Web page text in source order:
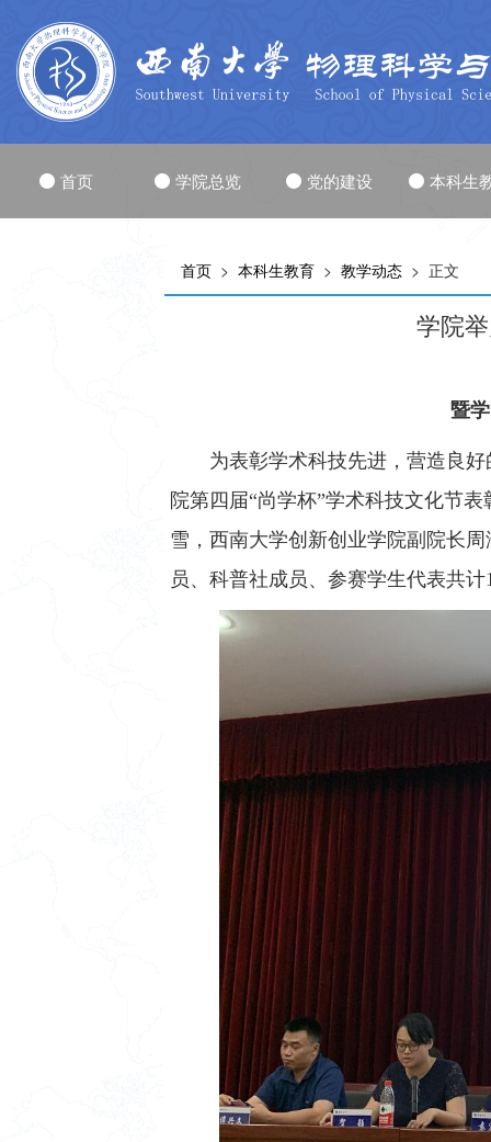
首页 学院总览 党的建设 本科生
首页 > 本科生教育 > 教学动态 > 正文
学院
暨
为表彰学术科技先进，营造良
院第四届“尚学杯”学术科技文化节表
雪 ， 西南大学创新创业学院副院长周
员、科普社成员、 参赛学生代表共计